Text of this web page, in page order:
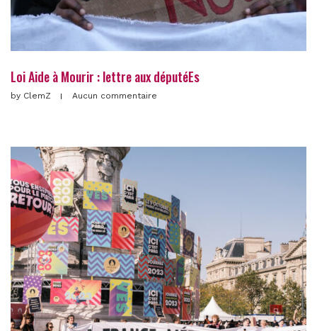
Loi Aide à Mourir : lettre aux députéEs
by ClemZ Aucun commentaire